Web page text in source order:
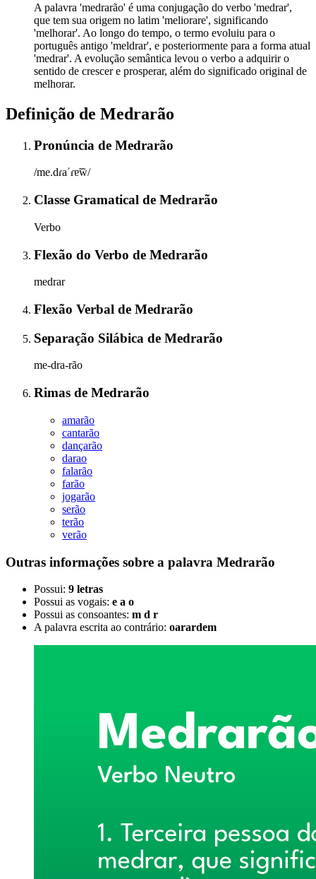
A palavra 'medrarão' é uma conjugação do verbo 'medrar',
que tem sua origem no latim 'meliorare', significando
'melhorar'. Ao longo do tempo, o termo evoluiu para o
português antigo 'meldrar', e posteriormente para a forma atual
'medrar'. A evolução semântica levou o verbo a adquirir o
sentido de crescer e prosperar, além do significado original de
melhorar.
Definição de Medrarão
Pronúncia de Medrarão
/me.dɾaˈɾɐ̃w̃/
Classe Gramatical de Medrarão
Verbo
Flexão do Verbo de Medrarão
medrar
Flexão Verbal de Medrarão
Separação Silábica de Medrarão
me-dra-rão
Rimas de Medrarão
amarão
cantarão
dançarão
darao
falarão
farão
jogarão
serão
terão
verão
Outras informações sobre a palavra Medrarão
Possui: 9 letras
Possui as vogais: e a o
Possui as consoantes: m d r
A palavra escrita ao contrário: oarardem